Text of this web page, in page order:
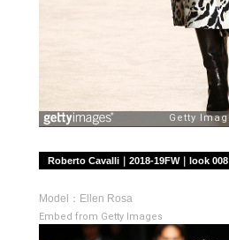
Roberto Cavalli｜2018-19FW｜look 008
Model：Ellen Rosa
Embed from Getty Images